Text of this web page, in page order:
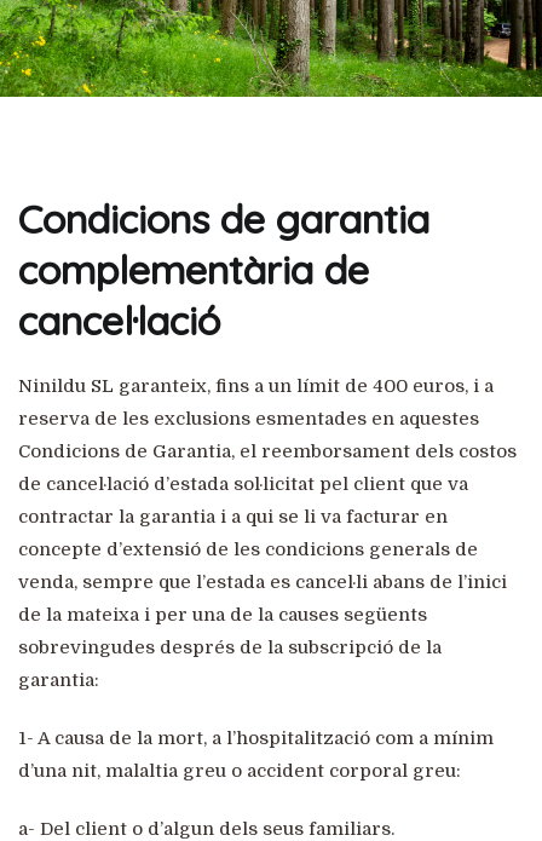
Condicions de garantia
complementària de
cancel·lació
Ninildu SL garanteix, fins a un límit de 400 euros, i a
reserva de les exclusions esmentades en aquestes
Condicions de Garantia, el reemborsament dels costos
de cancel·lació d’estada sol·licitat pel client que va
contractar la garantia i a qui se li va facturar en
concepte d’extensió de les condicions generals de
venda, sempre que l’estada es cancel·li abans de l’inici
de la mateixa i per una de la causes següents
sobrevingudes després de la subscripció de la
garantia:
1- A causa de la mort, a l’hospitalització com a mínim
d’una nit, malaltia greu o accident corporal greu:
a- Del client o d’algun dels seus familiars.